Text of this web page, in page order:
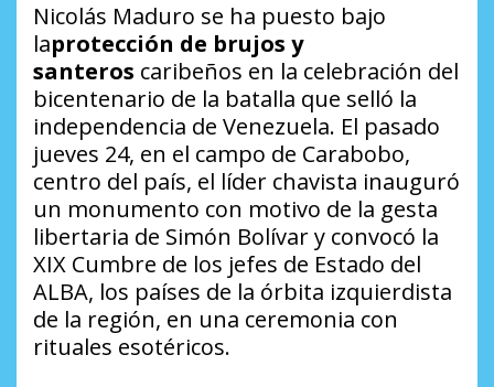
Nicolás Maduro se ha puesto bajo
laprotección de brujos y
santeros caribeños en la celebración del
bicentenario de la batalla que selló la
independencia de Venezuela. El pasado
jueves 24, en el campo de Carabobo,
centro del país, el líder chavista inauguró
un monumento con motivo de la gesta
libertaria de Simón Bolívar y convocó la
XIX Cumbre de los jefes de Estado del
ALBA, los países de la órbita izquierdista
de la región, en una ceremonia con
rituales esotéricos.